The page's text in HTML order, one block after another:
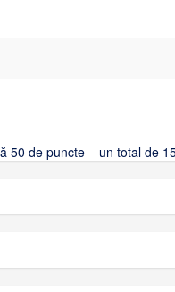
50 de puncte – un total de